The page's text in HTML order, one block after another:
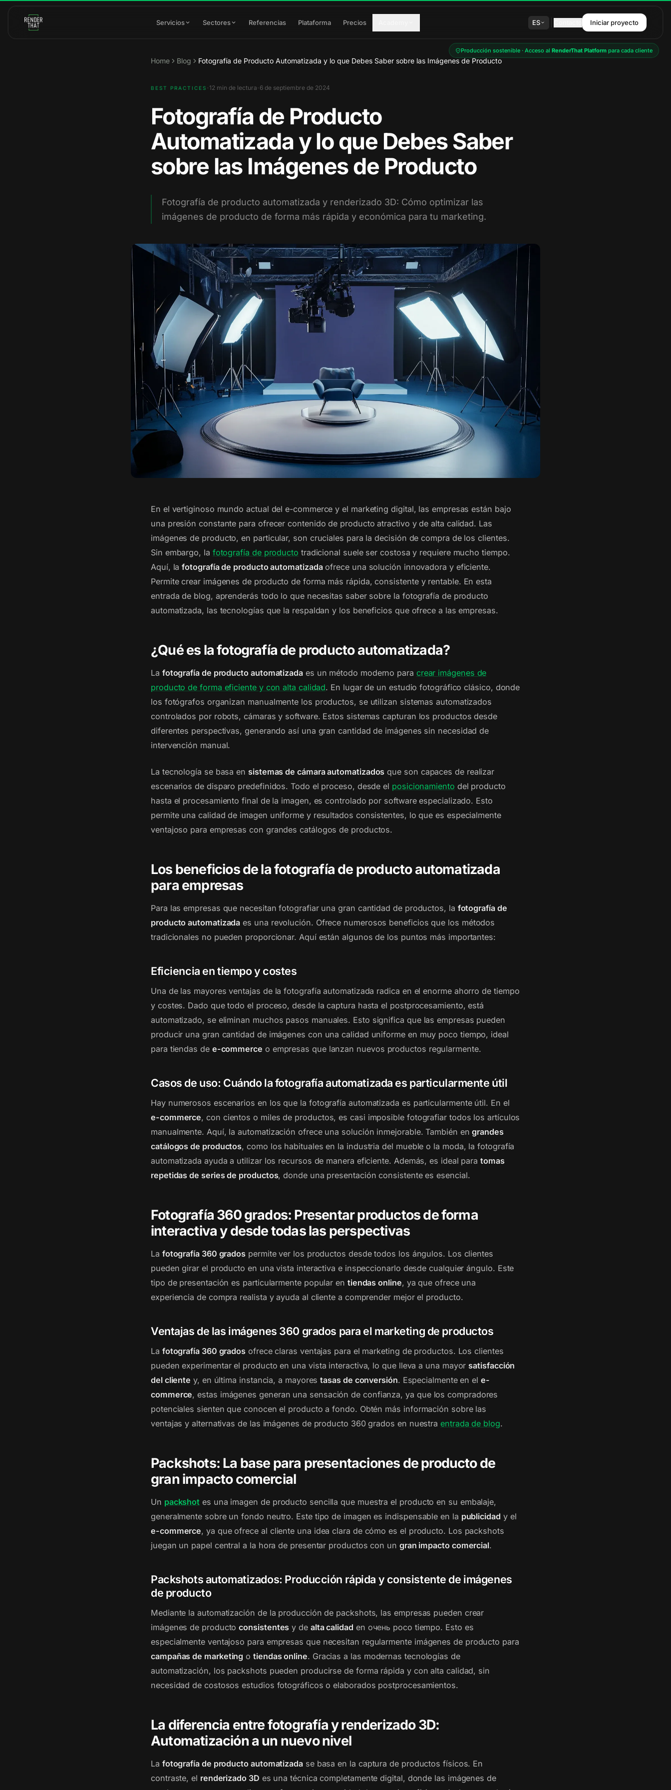
Servicios Sectores Referencias Plataforma Precios ES Iniciar proyecto
Producción sostenible · Acceso al RenderThat Platform para cada cliente
Home Blog Fotografía de Producto Automatizada y lo que Debes Saber sobre las Imágenes de Producto
BEST PRACTICES · 12 min de lectura · 6 de septiembre de 2024
Fotografía de Producto
Automatizada y lo que Debes Saber
sobre las Imágenes de Producto
Fotografía de producto automatizada y renderizado 3D: Cómo optimizar las
imágenes de producto de forma más rápida y económica para tu marketing.
En el vertiginoso mundo actual del e-commerce y el marketing digital, las empresas están bajo
una presión constante para ofrecer contenido de producto atractivo y de alta calidad. Las
imágenes de producto, en particular, son cruciales para la decisión de compra de los clientes.
Sin embargo, la fotografía de producto tradicional suele ser costosa y requiere mucho tiempo.
Aquí, lafotografía de producto automatizadaofrece una solución innovadora y eficiente.
Permite crear imágenes de producto de forma más rápida, consistente y rentable. En esta
entrada de blog, aprenderás todo lo que necesitas saber sobre la fotografía de producto
automatizada, las tecnologías que la respaldan y los beneficios que ofrece a las empresas.
¿Qué es la fotografía de producto automatizada?
La fotografía de producto automatizadaes un método moderno para crear imágenes de
producto de forma eficiente y con alta calidad. En lugar de un estudio fotográfico clásico, donde
los fotógrafos organizan manualmente los productos, se utilizan sistemas automatizados
controlados por robots, cámaras y software. Estos sistemas capturan los productos desde
diferentes perspectivas, generando así una gran cantidad de imágenes sin necesidad de
intervención manual.
La tecnología se basa en sistemas de cámara automatizados que son capaces de realizar
escenarios de disparo predefinidos. Todo el proceso, desde el posicionamiento del producto
hasta el procesamiento final de la imagen, es controlado por software especializado. Esto
permite una calidad de imagen uniforme y resultados consistentes, lo que es especialmente
ventajoso para empresas con grandes catálogos de productos.
Los beneficios de la fotografía de producto automatizada
para empresas
Para las empresas que necesitan fotografiar una gran cantidad de productos, la fotografía de
producto automatizada es una revolución. Ofrece numerosos beneficios que los métodos
tradicionales no pueden proporcionar. Aquí están algunos de los puntos más importantes:
Eficiencia en tiempo y costes
Una de las mayores ventajas de la fotografía automatizada radica en el enorme ahorro de tiempo
y costes. Dado que todo el proceso, desde la captura hasta el postprocesamiento, está
automatizado, se eliminan muchos pasos manuales. Esto significa que las empresas pueden
producir una gran cantidad de imágenes con una calidad uniforme en muy poco tiempo, ideal
para tiendas de e-commerce o empresas que lanzan nuevos productos regularmente.
Casos de uso: Cuándo la fotografía automatizada es particularmente útil
Hay numerosos escenarios en los que la fotografía automatizada es particularmente útil. En el
e-commerce, con cientos o miles de productos, es casi imposible fotografiar todos los artículos
manualmente. Aquí, la automatización ofrece una solución inmejorable. También engrandes
catálogos de productos, como los habituales en la industria del mueble o la moda, la fotografía
automatizada ayuda a utilizar los recursos de manera eficiente. Además, es ideal paratomas
repetidas de series de productos, donde una presentación consistente es esencial.
Fotografía 360 grados: Presentar productos de forma
interactiva y desde todas las perspectivas
La fotografía 360 grados permite ver los productos desde todos los ángulos. Los clientes
pueden girar el producto en una vista interactiva e inspeccionarlo desde cualquier ángulo. Este
tipo de presentación es particularmente popular en tiendas online, ya que ofrece una
experiencia de compra realista y ayuda al cliente a comprender mejor el producto.
Ventajas de las imágenes 360 grados para el marketing de productos
La fotografía 360 grados ofrece claras ventajas para el marketing de productos. Los clientes
pueden experimentar el producto en una vista interactiva, lo que lleva a una mayor satisfacción
del cliente y, en última instancia, a mayorestasas de conversión. Especialmente en ele-
commerce, estas imágenes generan una sensación de confianza, ya que los compradores
potenciales sienten que conocen el producto a fondo. Obtén más información sobre las
ventajas y alternativas de las imágenes de producto 360 grados en nuestraentrada de blog.
Packshots: La base para presentaciones de producto de
gran impacto comercial
Un packshot es una imagen de producto sencilla que muestra el producto en su embalaje,
generalmente sobre un fondo neutro. Este tipo de imagen es indispensable en la publicidad y el
e-commerce, ya que ofrece al cliente una idea clara de cómo es el producto. Los packshots
juegan un papel central a la hora de presentar productos con un gran impacto comercial.
Packshots automatizados: Producción rápida y consistente de imágenes
de producto
Mediante la automatización de la producción de packshots, las empresas pueden crear
imágenes de productoconsistentes y de alta calidad en очень poco tiempo. Esto es
especialmente ventajoso para empresas que necesitan regularmente imágenes de producto para
campañas de marketing otiendas online. Gracias a las modernas tecnologías de
automatización, los packshots pueden producirse de forma rápida y con alta calidad, sin
necesidad de costosos estudios fotográficos o elaborados postprocesamientos.
La diferencia entre fotografía y renderizado 3D:
Automatización a un nuevo nivel
La fotografía de producto automatizadase basa en la captura de productos físicos. En
contraste, el renderizado 3D es una técnica completamente digital, donde las imágenes de